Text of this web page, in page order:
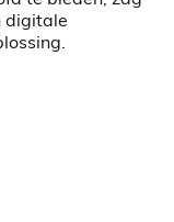
digitale